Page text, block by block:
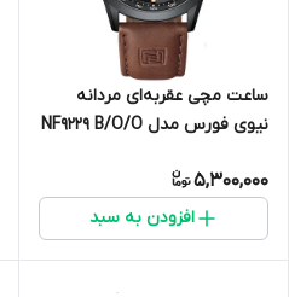
ساعت مچی عقربه‌ای مردانه
نیوی فورس مدل NF9229 B/O/O
5,300,000
افزودن به سبد